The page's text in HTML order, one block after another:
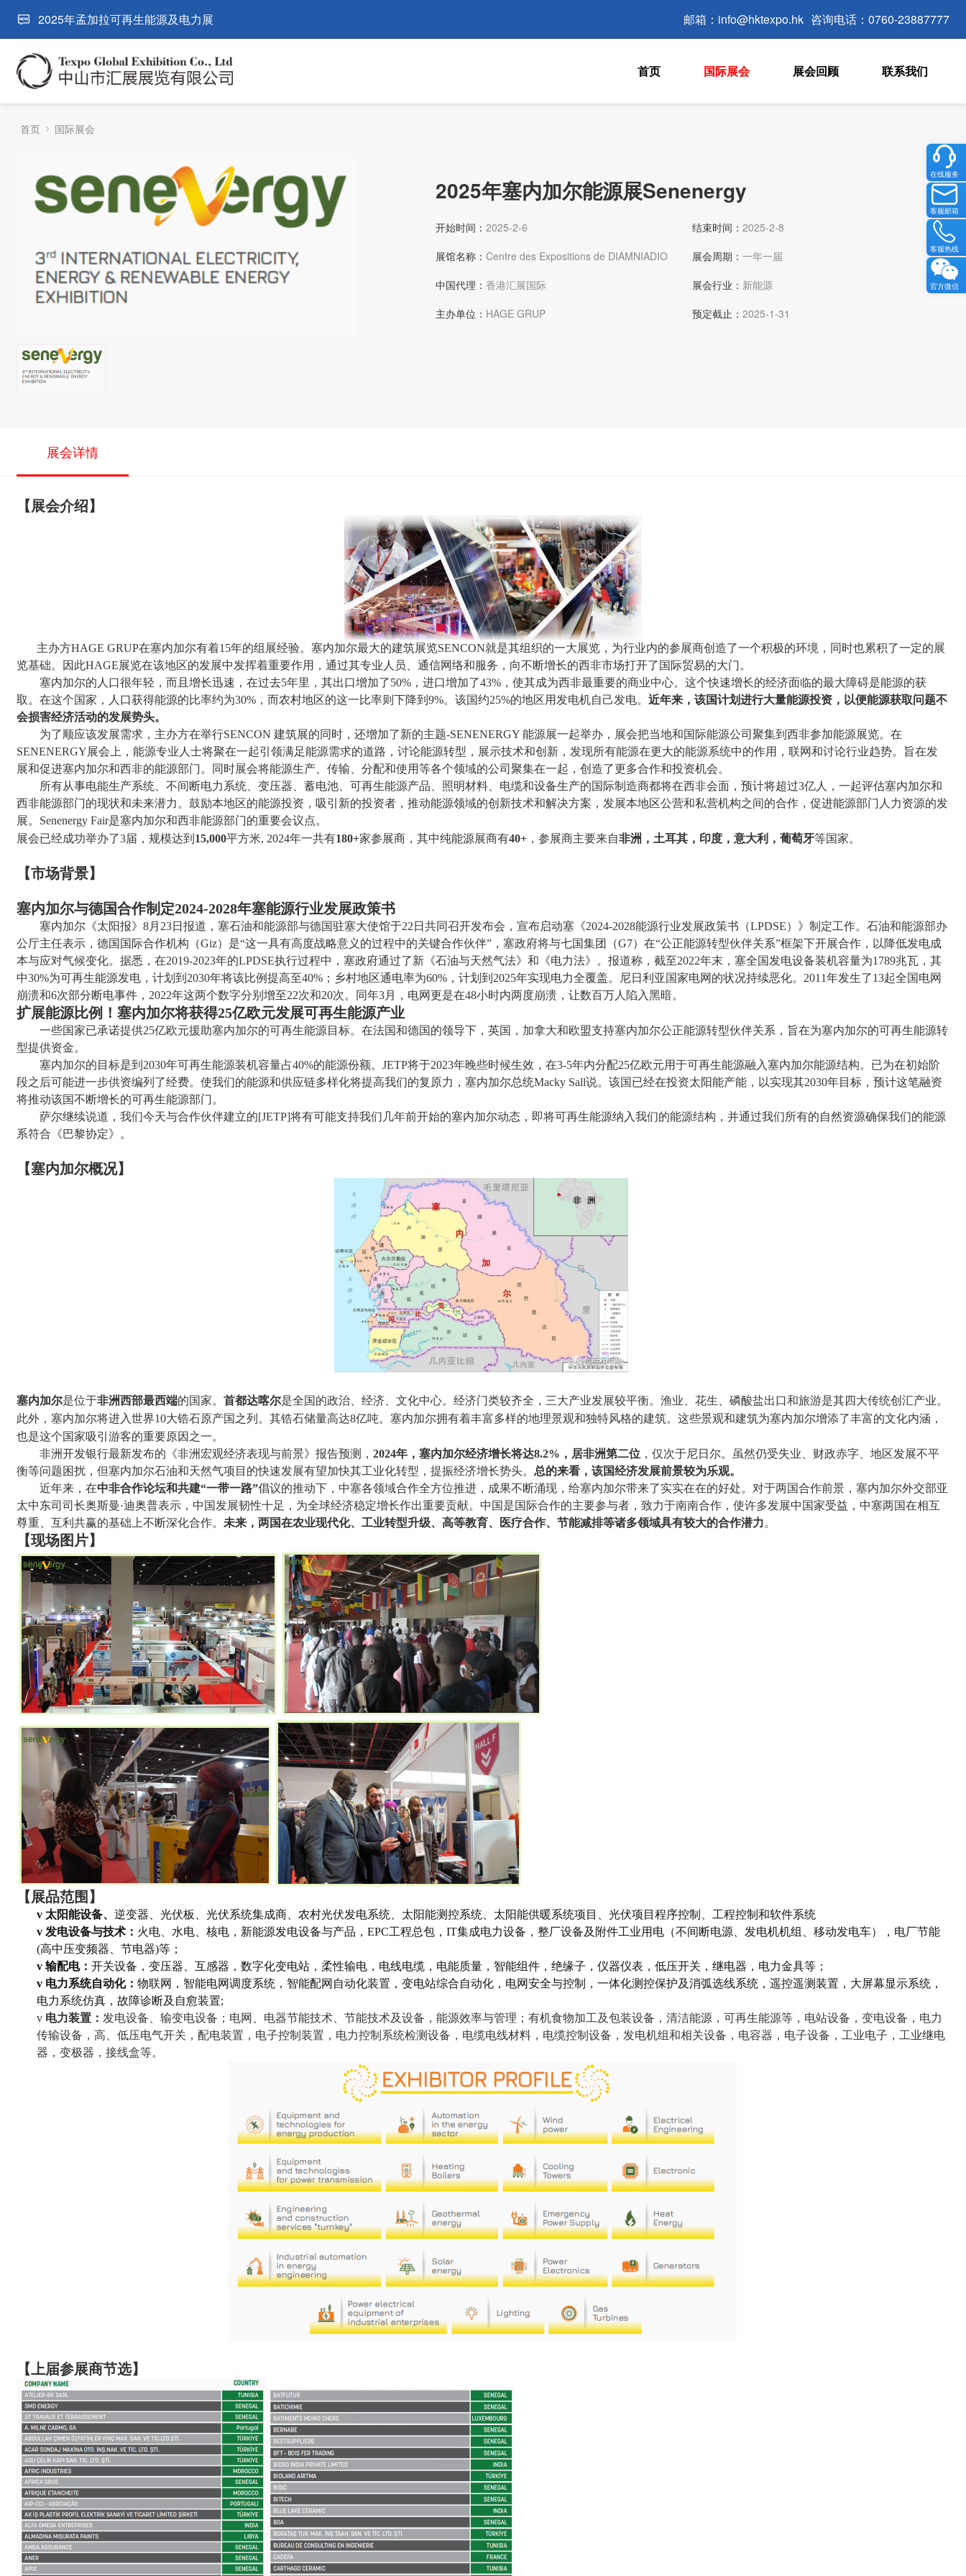
2025年孟加拉可再生能源及电力展 邮箱：info@hktexpo.hk 咨询电话：0760-23887777
首页 国际展会 展会回顾 联系我们
首页 国际展会
2025年塞内加尔能源展Senenergy
开始时间：2025-2-6 结束时间：2025-2-8
展馆名称：Centre des Expositions de DIAMNIADIO 展会周期：一年一届
中国代理：香港汇展国际 展会行业： 新能源
主办单位： HAGE GRUP 预定截止：2025-1-31
展会详情
【展会介绍】
主办方HAGE GRUP在塞内加尔有着15年的组展经验。塞内加尔最大的建筑展览SENCON就是其组织的一大展览 ， 为行业内的参展商创造了一个积极的环境， 同时也累积了一定的展
览基础。因此HAGE展览在该地区的发展中发挥着重要作用，通过其专业人员、通信网络和服务，向不断增长的西非市场打开了国际贸易的大门。
塞内加尔的人口很年轻，而且增长迅速，在过去5年里，其出口增加了50% ，进口增加了43% ，使其成为西非最重要的商业中心。这个快速增长的经济面临的最大障碍是能源的获
取。在这个国家，人口获得能源的比率约为30% ，而农村地区的这一比率则下降到9%。该国约25%的地区用发电机自己发电。近年来，该国计划进行大量能源投资，以便能源获取问题不
会损害经济活动的发展势头。
为了顺应该发展需求，主办方在举行SENCON建筑展的同时，还增加了新的主题-SENENERGY能源展一起举办，展会把当地和国际能源公司聚集到西非参加能源展览。在
SENENERGY展会上 ，能源专业人士将聚在一起引领满足能源需求的道路，讨论能源转型，展示技术和创新，发现所有能源在更大的能源系统中的作用，联网和讨论行业趋势。旨在发
展和促进塞内加尔和西非的能源部门。 同时展会将能源生产、传输、分配和使用等各个领域的公司聚集在一起，创造了更多合作和投资机会。
所有从事电能生产系统、不间断电力系统、变压器、蓄电池、可再生能源产品、照明材料、电缆和设备生产的国际制造商都将在西非会面，预计将超过3亿人 ，一起评估塞内加尔和
西非能源部门的现状和未来潜力。鼓励本地区的能源投资，吸引新的投资者，推动能源领域的创新技术和解决方案，发展本地区公营和私营机构之间的合作，促进能源部门人力资源的发
展。 Senenergy Fair是塞内加尔和西非能源部门的重要会议点。
展会已经成功举办了3届，规模达到 15,000平方米, 2024年一共有180+家参展商，其中纯能源展商有40+ ，参展商主要来自非洲，土耳其，印度，意大利，葡萄牙等国家。
【市场背景】
塞内加尔与德国合作制定2024-2028年塞能源行业发展政策书
塞内加尔《太阳报》8月 23日报道，塞石油和能源部与德国驻塞大使馆于22 日共同召开发布会，宣布启动塞《2024-2028能源行业发展政策书（LPDSE）》制定工作。石油和能源部办
公厅主任表示，德国国际合作机构（Giz）是“这一具有高度战略意义的过程中的关键合作伙伴”，塞政府将与七国集团（G7）在“公正能源转型伙伴关系”框架下开展合作，以降低发电成
本与应对气候变化。据悉，在2019-2023年的LPDSE执行过程中，塞政府通过了新《石油与天然气法》和《电力法》。报道称，截至2022年末，塞全国发电设备装机容量为1789兆瓦，其
中30%为可再生能源发电，计划到 2030年将该比例提高至40% ；乡村地区通电率为60% ，计划到 2025年实现电力全覆盖。尼日利亚国家电网的状况持续恶化。 2011年发生了13起全国电网
崩溃和6次部分断电事件， 2022年这两个数字分别增至22次和20次。同年3月，电网更是在48小时内两度崩溃，让数百万人陷入黑暗。
扩展能源比例！塞内加尔将获得25亿欧元发展可再生能源产业
一些国家已承诺提供25亿欧元援助塞内加尔的可再生能源目标。在法国和德国的领导下，英国，加拿大和欧盟支持塞内加尔公正能源转型伙伴关系，旨在为塞内加尔的可再生能源转
型提供资金。
塞内加尔的目标是到 2030年可再生能源装机容量占40%的能源份额。JETP将于2023年晚些时候生效，在3-5年内分配25亿欧元用于可再生能源融入塞内加尔能源结构。已为在初始阶
段之后可能进一步供资编列了经费。使我们的能源和供应链多样化将提高我们的复原力，塞内加尔总统Macky Sall说。该国已经在投资太阳能产能，以实现其2030年目标，预计这笔融资
将推动该国不断增长的可再生能源部门。
萨尔继续说道，我们今天与合作伙伴建立的[JETP]将有可能支持我们几年前开始的塞内加尔动态，即将可再生能源纳入我们的能源结构，并通过我们所有的自然资源确保我们的能源
系符合《巴黎协定》。
【塞内加尔概况】
塞内加尔是位于非洲西部最西端的国家。首都达喀尔是全国的政治、经济、文化中心。经济门类较齐全，三大产业发展较平衡。渔业、花生、磷酸盐出口和旅游是其四大传统创汇产业。
此外，塞内加尔将进入世界10大锆石原产国之列。其锆石储量高达8亿吨。塞内加尔拥有着丰富多样的地理景观和独特风格的建筑。这些景观和建筑为塞内加尔增添了丰富的文化内涵，
也是这个国家吸引游客的重要原因之一。
非洲开发银行最新发布的《非洲宏观经济表现与前景》报告预测，2024年，塞内加尔经济增长将达8.2% ，居非洲第二位 ，仅次于尼日尔。虽然仍受失业、财政赤字、地区发展不平
衡等问题困扰，但塞内加尔石油和天然气项目的快速发展有望加快其工业化转型，提振经济增长势头。 总的来看，该国经济发展前景较为乐观。
近年来，在中非合作论坛和共建“一带一路”倡议的推动下，中塞各领域合作全方位推进，成果不断涌现，给塞内加尔带来了实实在在的好处。对于两国合作前景，塞内加尔外交部亚
太中东司司长奥斯曼·迪奥普表示，中国发展韧性十足，为全球经济稳定增长作出重要贡献。中国是国际合作的主要参与者，致力于南南合作，使许多发展中国家受益，中塞两国在相互
尊重、互利共赢的基础上不断深化合作。未来，两国在农业现代化、工业转型升级、高等教育、医疗合作、节能减排等诸多领域具有较大的合作潜力。
【现场图片】
【展品范围】
v 太阳能设备、逆变器、光伏板、光伏系统集成商、农村光伏发电系统、太阳能测控系统、太阳能供暖系统项目、光伏项目程序控制、工程控制和软件系统
v发电设备与技术： 火电、水电、核电，新能源发电设备与产品，EPC工程总包，IT集成电力设备，整厂设备及附件工业用电（不间断电源、发电机机组、移动发电车），电厂节能
(高中压变频器、节电器)等；
v输配电：开关设备，变压器、互感器，数字化变电站，柔性输电，电线电缆，电能质量，智能组件，绝缘子，仪器仪表，低压开关，继电器，电力金具等；
v 电力系统自动化：物联网，智能电网调度系统，智能配网自动化装置，变电站综合自动化，电网安全与控制，一体化测控保护及消弧选线系统，遥控遥测装置，大屏幕显示系统，
电力系统仿真，故障诊断及自愈装置;
v 电力装置： 发电设备、输变电设备；电网、电器节能技术、节能技术及设备，能源效率与管理；有机食物加工及包装设备，清洁能源，可再生能源等，电站设备，变电设备，电力
传输设备，高、低压电气开关，配电装置，电子控制装置，电力控制系统检测设备，电缆电线材料，电缆控制设备，发电机组和相关设备，电容器，电子设备，工业电子，工业继电
器，变极器，接线盒等。
【上届参展商节选】
在线服务
客服邮箱
客服热线
官方微信